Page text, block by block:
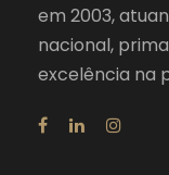
em 2003,
nacional,
excelência na